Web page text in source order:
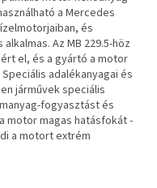
a Mercedes
és
Az MB 229.5-höz
el, és a gyártó a motor
adalékanyagai és
járművek speciális
fogyasztást és
motor magas hatásfokát -
a motort extrém